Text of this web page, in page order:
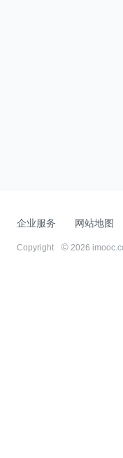
企业服务 网站地图
Copyright 2026